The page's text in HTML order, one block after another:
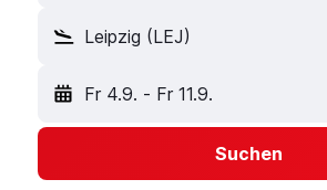
Leipzig (LEJ)
Fr 4.9. - Fr 11.9.
Suchen